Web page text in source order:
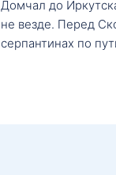
Домчал до
не везде. Перед
серпантинах по